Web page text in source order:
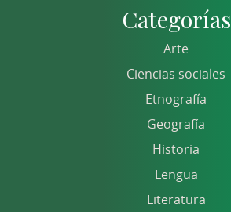
Categorías
Arte
Ciencias sociales
Etnografía
Geografía
Historia
Lengua
Literatura